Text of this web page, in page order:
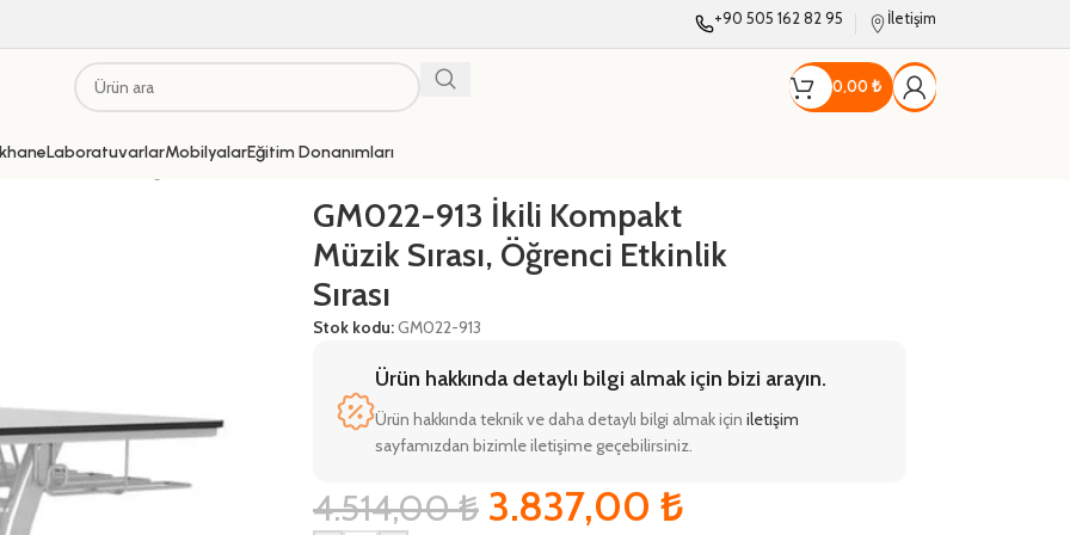
+90 505 162 82 95 İletişim
0,00 ₺
LaboratuvarlarMobilyalarEğitim Donanımları
Müzik Sırası, Öğrenci Etkinlik Sırası
GM022-913 İkili Kompakt
Müzik Sırası, Öğrenci Etkinlik
Sırası
Stok kodu:GM022-913
Ürün hakkında detaylı bilgi almak için bizi arayın.
Ürün hakkında teknik ve daha detaylı bilgi almak için iletişim
sayfamızdan bizimle iletişime geçebilirsiniz.
4.514,00₺ 3.837,00 ₺